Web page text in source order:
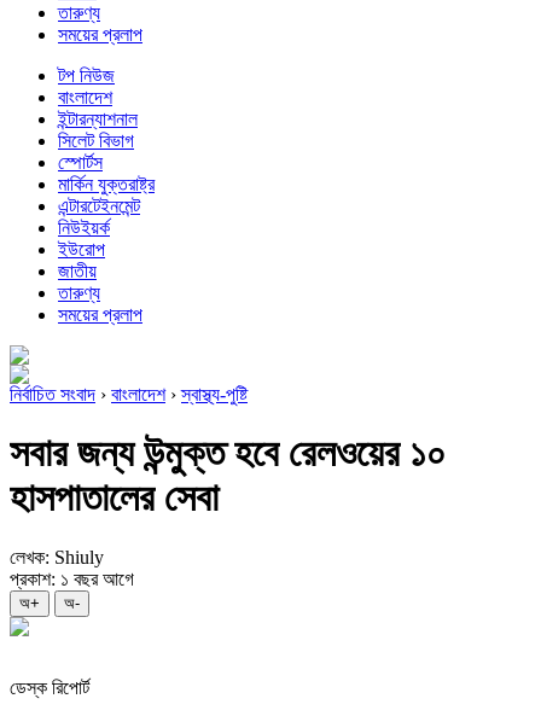
তারুণ্য
সময়ের প্রলাপ
টপ নিউজ
বাংলাদেশ
ইন্টারন্যাশনাল
সিলেট বিভাগ
স্পোর্টস
মার্কিন যুক্তরাষ্ট্র
এন্টারটেইনমেন্ট
নিউইয়র্ক
ইউরোপ
জাতীয়
তারুণ্য
সময়ের প্রলাপ
নির্বাচিত সংবাদ › বাংলাদেশ›স্বাস্থ্য-পুষ্টি
সবার জন্য উন্মুক্ত হবে রেলওয়ের ১০
হাসপাতালের সেবা
লেখক: Shiuly
প্রকাশ: ১ বছর আগে
অ+ অ-
ডেস্ক রিপোর্ট